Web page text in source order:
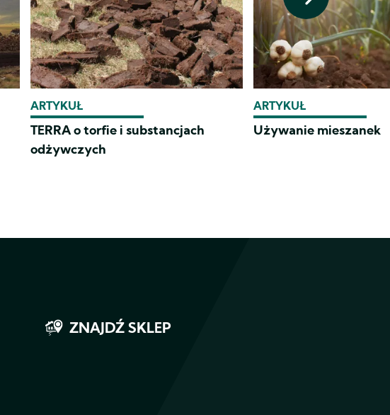
ARTYKUŁ
TERRA o torfie i substancjach
odżywczych
ARTYKUŁ
Używanie mieszanek
ZNAJDŹ SKLEP